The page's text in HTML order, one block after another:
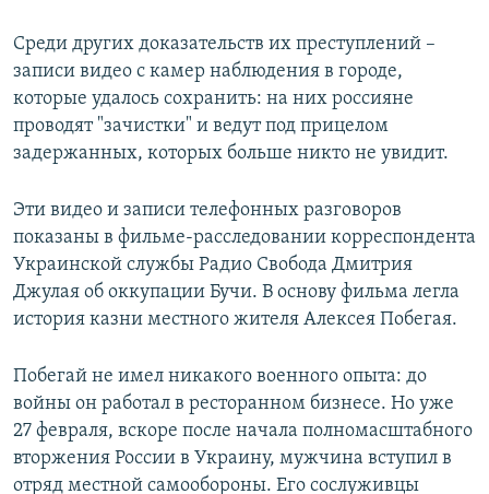
Среди других доказательств их преступлений –
записи видео с камер наблюдения в городе,
которые удалось сохранить: на них россияне
проводят "зачистки" и ведут под прицелом
задержанных, которых больше никто не увидит.
Эти видео и записи телефонных разговоров
показаны в фильме-расследовании корреспондента
Украинской службы Радио Свобода Дмитрия
Джулая об оккупации Бучи. В основу фильма легла
история казни местного жителя Алексея Побегая.
Побегай не имел никакого военного опыта: до
войны он работал в ресторанном бизнесе. Но уже
27 февраля, вскоре после начала полномасштабного
вторжения России в Украину, мужчина вступил в
отряд местной самообороны. Его сослуживцы